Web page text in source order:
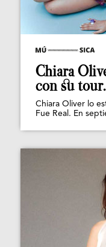
Chiara
con su
Chiara Oliver lo
Fue Real. En